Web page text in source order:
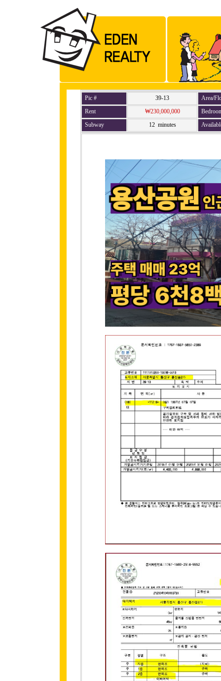
Pic # 39-13
Area/
Rent
₩230,000,000
Subway
12 minutes